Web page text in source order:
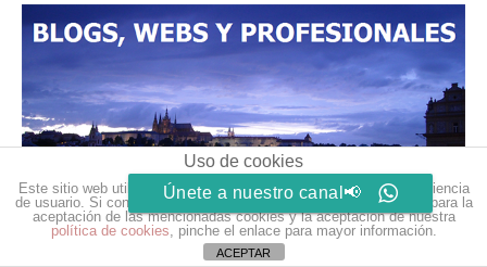
Uso de cookies
Este sitio web utiliza cookies para que usted tenga la mejor experiencia
de usuario. Si continúa navegando está dando su consentimiento para la
aceptación de las mencionadas cookies y la aceptación de nuestra
política de cookies, pinche el enlace para mayor información.
ACEPTAR
Únete a nuestro canal📢